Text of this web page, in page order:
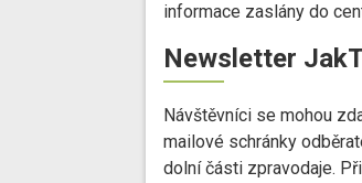
informace zaslány do
Newsletter
Návštěvníci se mohou
mailové schránky
dolní části zpravodaje.